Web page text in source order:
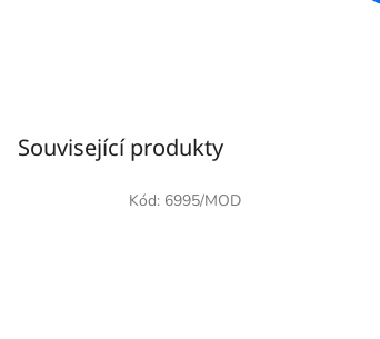
Související produkty
Kód: 6995/MOD